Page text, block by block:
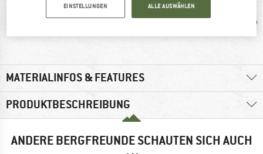
MATERIALINFOS & FEATURES
PRODUKTBESCHREIBUNG
ANDERE BERGFREUNDE SCHAUTEN SICH AUCH
EINSTELLUNGEN ALLE AUSWÄHLEN